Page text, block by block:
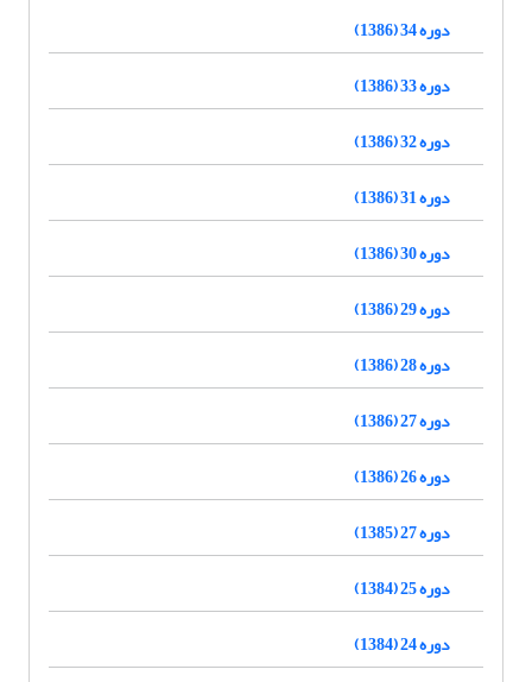
دوره 34 (1386)
دوره 33 (1386)
دوره 32 (1386)
دوره 31 (1386)
دوره 30 (1386)
دوره 29 (1386)
دوره 28 (1386)
دوره 27 (1386)
دوره 26 (1386)
دوره 27 (1385)
دوره 25 (1384)
دوره 24 (1384)